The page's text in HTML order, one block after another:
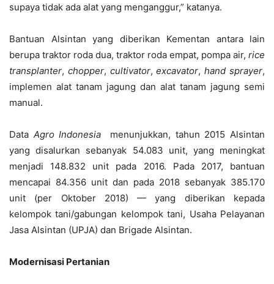
supaya tidak ada alat yang menganggur,” katanya.
Bantuan Alsintan yang diberikan Kementan antara lain
berupa traktor roda dua, traktor roda empat, pompa air, rice
transplanter, chopper, cultivator,excavator,hand sprayer,
implemen alat tanam jagung dan alat tanam jagung semi
manual.
Data Agro Indonesia menunjukkan, tahun 2015 Alsintan
yang disalurkan sebanyak 54.083 unit, yang meningkat
menjadi 148.832 unit pada 2016. Pada 2017, bantuan
mencapai 84.356 unit dan pada 2018 sebanyak 385.170
unit (per Oktober 2018) — yang diberikan kepada
kelompok tani/gabungan kelompok tani, Usaha Pelayanan
Jasa Alsintan (UPJA) dan Brigade Alsintan.
Modernisasi Pertanian